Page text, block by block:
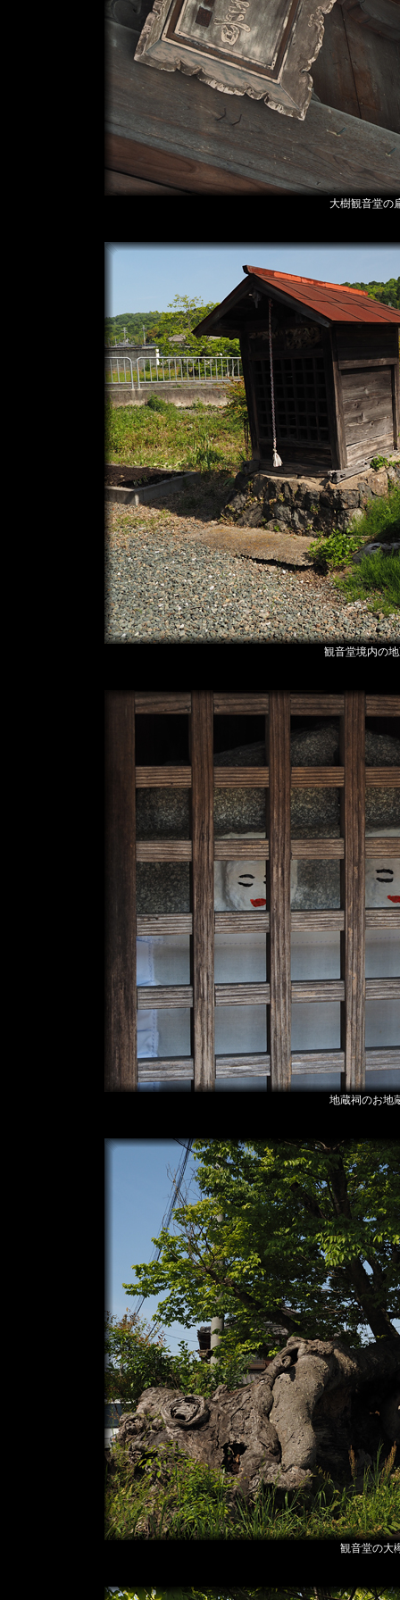
大樹観音堂の
観音堂境内の
地蔵祠のお地
観音堂の大